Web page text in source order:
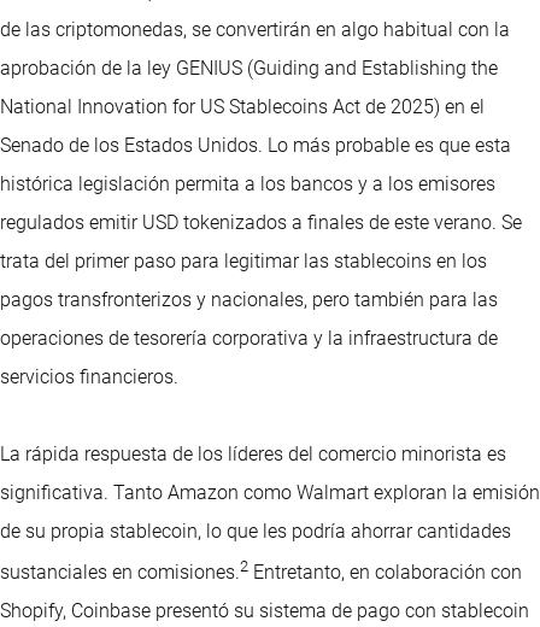
de las criptomonedas, se convertirán en algo habitual con la
aprobación de la ley GENIUS (Guiding and Establishing the
National Innovation for US Stablecoins Act de 2025) en el
Senado de los Estados Unidos. Lo más probable es que esta
histórica legislación permita a los bancos y a los emisores
regulados emitir USD tokenizados a finales de este verano. Se
trata del primer paso para legitimar las stablecoins en los
pagos transfronterizos y nacionales, pero también para las
operaciones de tesorería corporativa y la infraestructura de
servicios financieros.
La rápida respuesta de los líderes del comercio minorista es
significativa. Tanto Amazon como Walmart exploran la emisión
de su propia stablecoin, lo que les podría ahorrar cantidades
sustanciales en comisiones.2 Entretanto, en colaboración con
Shopify, Coinbase presentó su sistema de pago con stablecoin